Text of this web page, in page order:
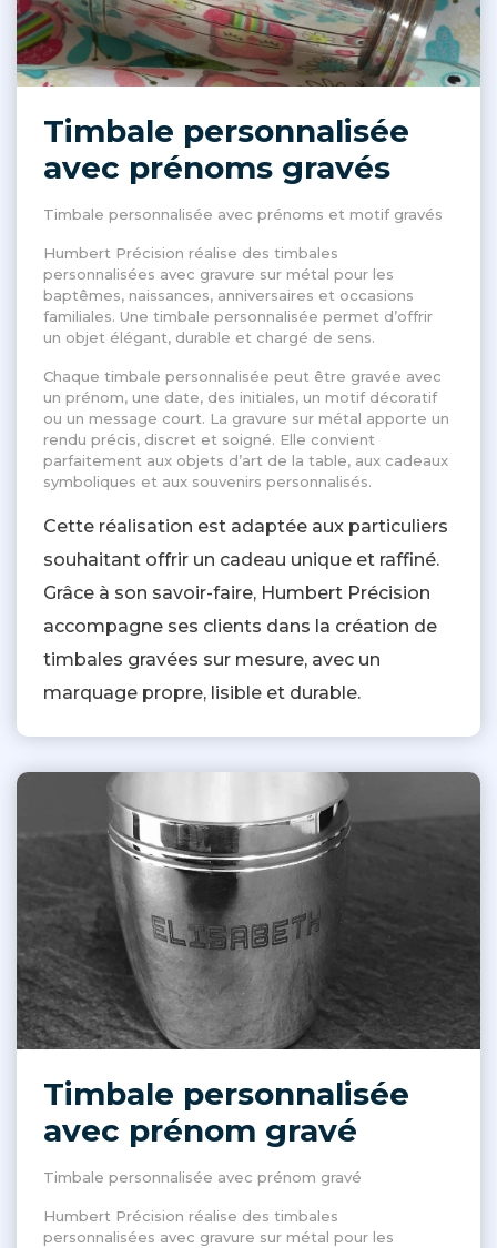
Timbale personnalisée
avec prénoms gravés
Timbale personnalisée avec prénoms et motif gravés
Humbert Précision réalise des timbales
personnalisées avec gravure sur métal pour les
baptêmes, naissances, anniversaires et occasions
familiales. Une timbale personnalisée permet d’offrir
un objet élégant, durable et chargé de sens.
Chaque timbale personnalisée peut être gravée avec
un prénom, une date, des initiales, un motif décoratif
ou un message court. La gravure sur métal apporte un
rendu précis, discret et soigné. Elle convient
parfaitement aux objets d’art de la table, aux cadeaux
symboliques et aux souvenirs personnalisés.
Cette réalisation est adaptée aux particuliers
souhaitant offrir un cadeau unique et raffiné.
Grâce à son savoir-faire, Humbert Précision
accompagne ses clients dans la création de
timbales gravées sur mesure, avec un
marquage propre, lisible et durable.
Timbale personnalisée
avec prénom gravé
Timbale personnalisée avec prénom gravé
Humbert Précision réalise des timbales
personnalisées avec gravure sur métal pour les